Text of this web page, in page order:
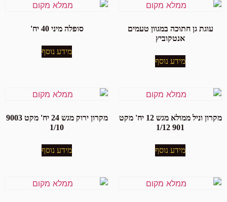
עוגת גן חתוכה במגוון טעמים
אנטקוביץ
מידע נוסף
סופלה מיני 40 יח'
מידע נוסף
מקרון וניל ממולא מגש 12 יח' מקט
901 1/12
מידע נוסף
מקרון ירוק מגש 24 יח' מקט 9003
1/10
מידע נוסף